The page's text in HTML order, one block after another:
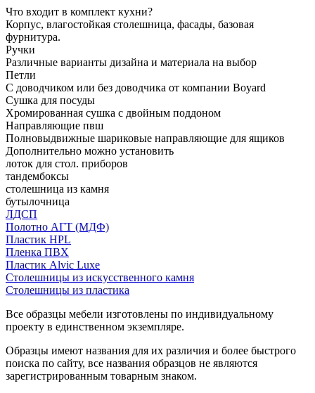
Что входит в комплект кухни?
Корпус, влагостойкая столешница, фасады, базовая
фурнитура.
Ручки
Различные варианты дизайна и материала на выбор
Петли
С доводчиком или без доводчика от компании Boyard
Сушка для посуды
Хромированная сушка с двойным поддоном
Направляющие пвш
Полновыдвижные шариковые направляющие для ящиков
Дополнительно можно установить
лоток для стол. приборов
тандембоксы
столешница из камня
бутылочница
ЛДСП
Полотно АГТ (МДФ)
Пластик HPL
Пленка ПВХ
Пластик Alvic Luxe
Столешницы из искусственного камня
Столешницы из пластика
Все образцы мебели изготовлены по индивидуальному
проекту в единственном экземпляре.
Образцы имеют названия для их различия и более быстрого
поиска по сайту, все названия образцов не являются
зарегистрированным товарным знаком.